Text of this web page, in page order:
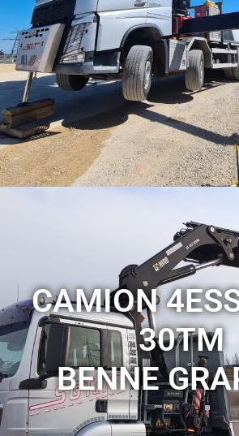
performance pour répondre à vos
transport lourds, offrant une solution
les chantiers de grande
CAMION
30TM
BENNE
Pour tous vos projet eco